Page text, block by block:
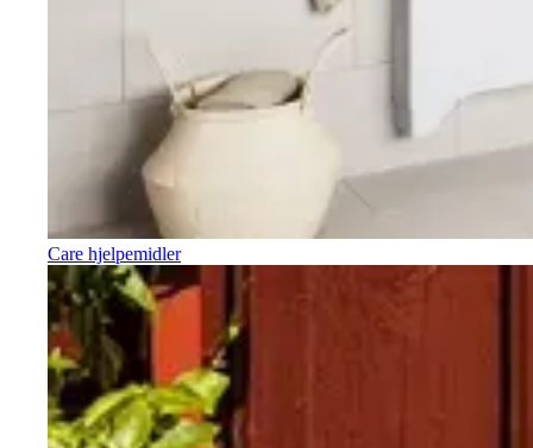
Care hjelpemidler